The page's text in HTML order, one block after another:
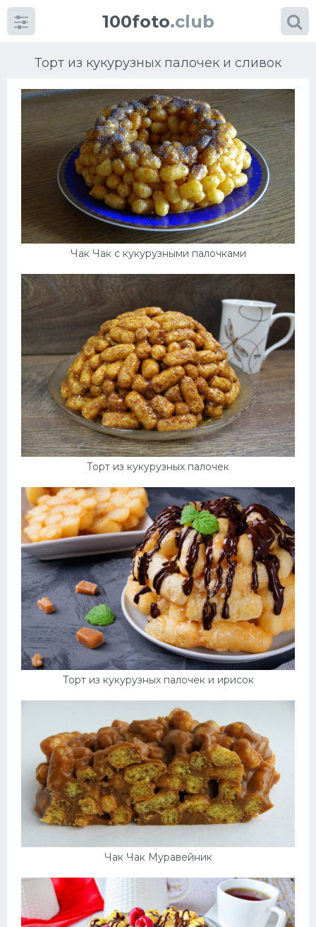
100foto.club
Торт из кукурузных палочек и сливок
Чак Чак с кукурузными палочками
Торт из кукурузных палочек
Торт из кукурузных палочек и ирисок
Чак Чак Муравейник
Категориикартинок
Мясные блюда
Салат
Напитки
Дизайн комнаты